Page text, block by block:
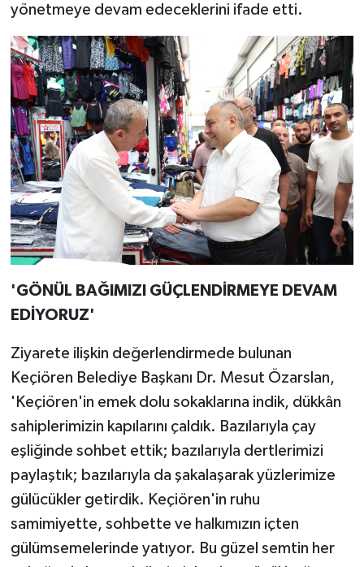
yönetmeye devam edeceklerini ifade etti.
'GÖNÜL BAĞIMIZI GÜÇLENDİRMEYE DEVAM
EDİYORUZ'
Ziyarete ilişkin değerlendirmede bulunan
Keçiören Belediye Başkanı Dr. Mesut Özarslan,
'Keçiören'in emek dolu sokaklarına indik, dükkân
sahiplerimizin kapılarını çaldık. Bazılarıyla çay
eşliğinde sohbet ettik; bazılarıyla dertlerimizi
paylaştık; bazılarıyla da şakalaşarak yüzlerimize
gülücükler getirdik. Keçiören'in ruhu
samimiyette, sohbette ve halkımızın içten
gülümsemelerinde yatıyor. Bu güzel semtin her